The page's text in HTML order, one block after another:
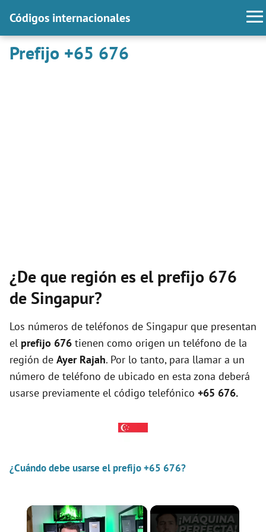
Códigos internacionales
Prefijo +65 676
¿De que región es el prefijo 676
de Singapur?
Los números de teléfonos de Singapur que presentan
el prefijo 676 tienen como origen un teléfono de la
región de Ayer Rajah. Por lo tanto, para llamar a un
número de teléfono de ubicado en esta zona deberá
usarse previamente el código telefónico +65 676.
¿Cuándo debe usarse el prefijo +65 676?
×